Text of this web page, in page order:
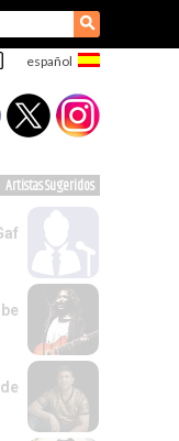
⚲
Artistas Sugeridos